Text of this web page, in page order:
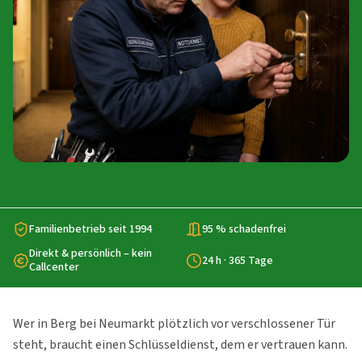
Familienbetrieb seit 1994
95 % schadenfrei
Direkt & persönlich – kein
Callcenter
24 h · 365 Tage
Wer in Berg bei Neumarkt plötzlich vor verschlossener Tür
steht, braucht einen Schlüsseldienst, dem er vertrauen kann.